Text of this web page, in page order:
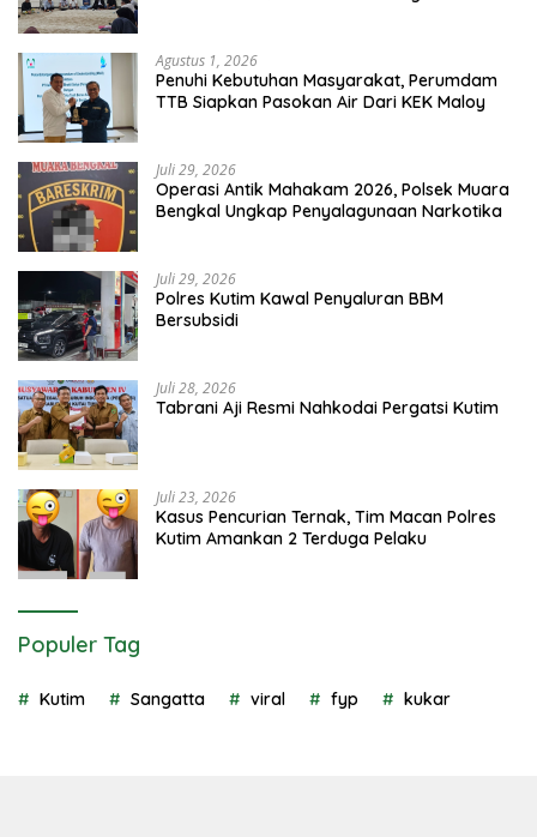
Agustus 1, 2026
Penuhi Kebutuhan Masyarakat, Perumdam
TTB Siapkan Pasokan Air Dari KEK Maloy
Juli 29, 2026
Operasi Antik Mahakam 2026, Polsek Muara
Bengkal Ungkap Penyalagunaan Narkotika
Juli 29, 2026
Polres Kutim Kawal Penyaluran BBM
Bersubsidi
Juli 28, 2026
Tabrani Aji Resmi Nahkodai Pergatsi Kutim
Juli 23, 2026
Kasus Pencurian Ternak, Tim Macan Polres
Kutim Amankan 2 Terduga Pelaku
Populer Tag
Kutim Sangatta viral fyp kukar